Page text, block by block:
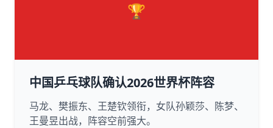
🏆
中国乒乓球队确认2026世界杯阵容
马龙、樊振东、王楚钦领衔，女队孙颖莎、陈梦、
王曼昱出战，阵容空前强大。